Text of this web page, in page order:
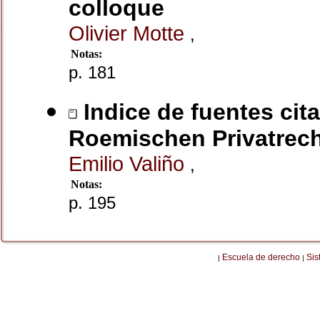
colloque
Olivier Motte ,
Notas:
p. 181
Indice de fuentes
Roemischen
Emilio Valiño ,
Notas:
p. 195
| Escuela de derecho |